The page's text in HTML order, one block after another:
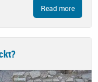
Read more